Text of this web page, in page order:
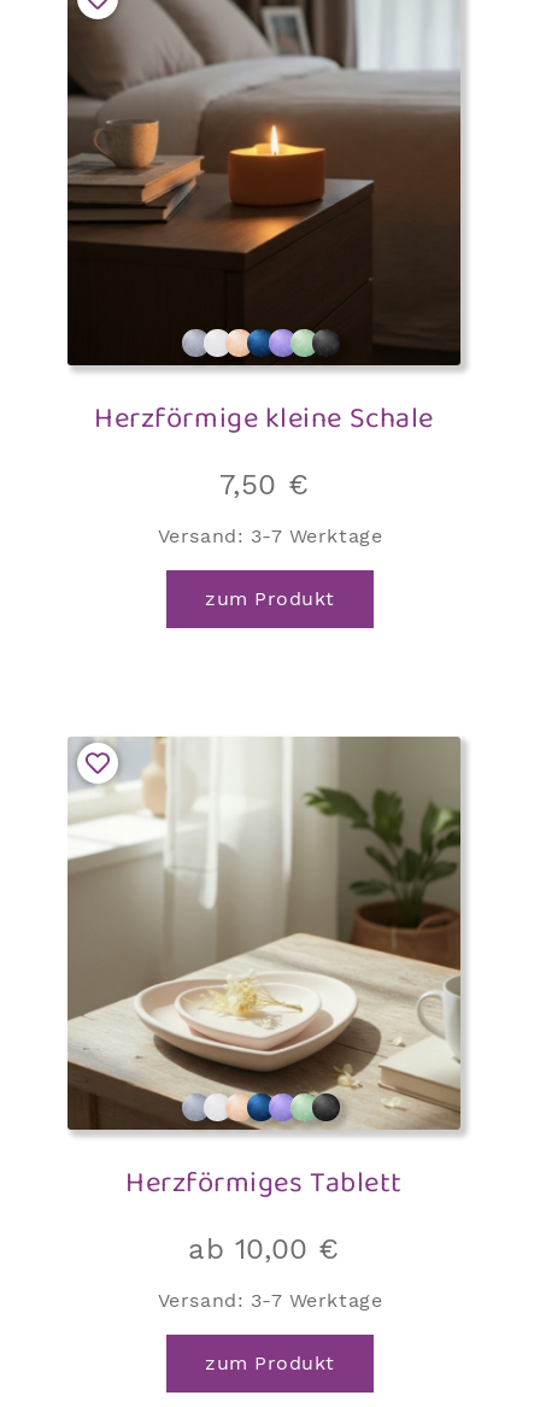
Herzförmige kleine Schale
7,50 €
Versand: 3-7 Werktage
zum Produkt
Herzförmiges Tablett
ab 10,00 €
Versand: 3-7 Werktage
zum Produkt
Dieses